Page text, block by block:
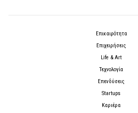
Επικαιρότητα
Επιχειρήσεις
Life & Art
Τεχνολογία
Επενδύσεις
Startups
Καριέρα